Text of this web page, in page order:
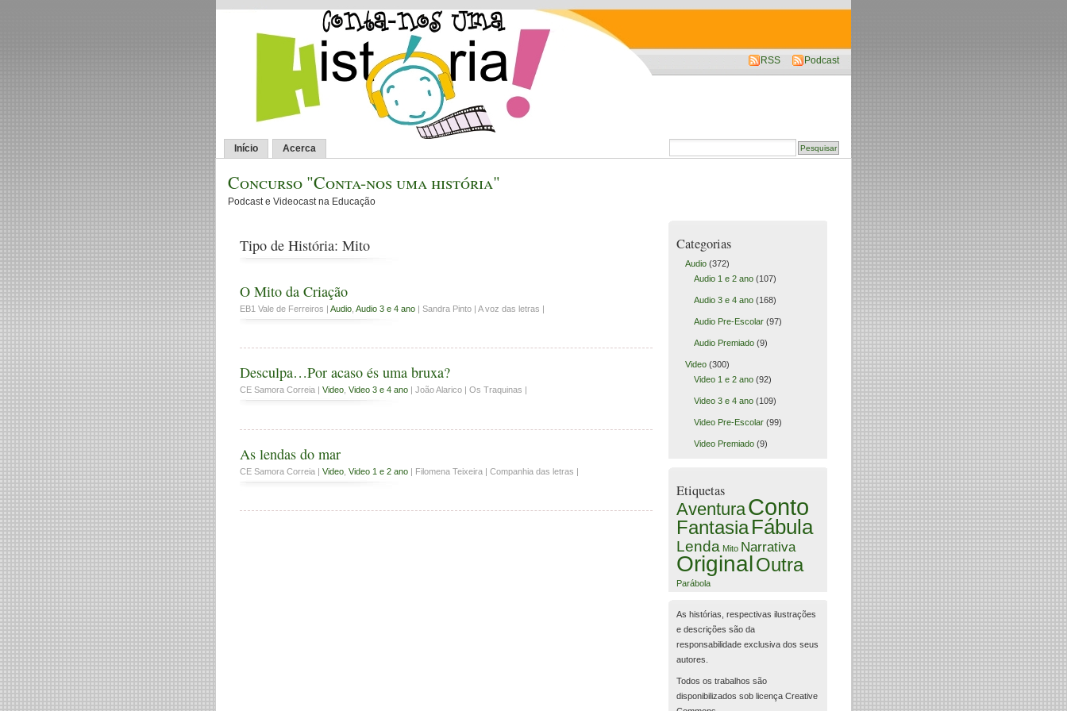
Início Acerca
Concurso "Conta-nos uma história"
Podcast e Videocast na Educação
RSS Podcast
Tipo de História: Mito
O Mito da Criação
EB1 Vale de Ferreiros | Audio Audio 3 e 4 ano | Sandra Pinto | A voz das letras |
Desculpa…Por acaso és uma bruxa?
CE Samora Correia | Video Video 3 e 4 ano | João Alarico | Os Traquinas |
As lendas do mar
CE Samora Correia | Video Video 1 e 2 ano | Filomena Teixeira | Companhia das letras |
Categorias
Audio(372)
Audio 1 e 2 ano(107)
Audio 3 e 4 ano(168)
Audio Pre-Escolar(97)
Audio Premiado(9)
Video(300)
Video 1 e 2 ano(92)
Video 3 e 4 ano(109)
Video Pre-Escolar(99)
Video Premiado(9)
Etiquetas
AventuraConto
FantasiaFábula
Lenda Mito Narrativa
OriginalOutra
Parábola
As histórias, respectivas ilustrações
e descrições são da
responsabilidade exclusiva dos seus
autores.
Todos os trabalhos são
disponibilizados sob licença Creative